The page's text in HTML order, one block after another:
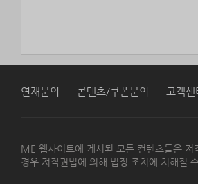
연재문의 콘텐츠/쿠폰문의 고객센
ME 웹사이트에 게시된 모든 컨텐츠들은
경우 저작권법에 의해 법정 조치에 처해질